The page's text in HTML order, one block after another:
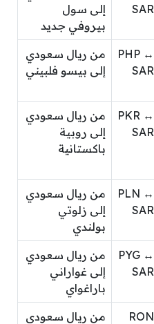
SAR
إلى سول
بيروفي جديد
PHP ↔
SAR
من ريال سعودي
إلى بيسو فلبيني
PKR ↔
SAR
من ريال سعودي
إلى روبية
باكستانية
PLN ↔
SAR
من ريال سعودي
إلى زلوتي
بولندي
PYG ↔
SAR
من ريال سعودي
إلى غواراني
باراغواي
RON
من ريال سعودي